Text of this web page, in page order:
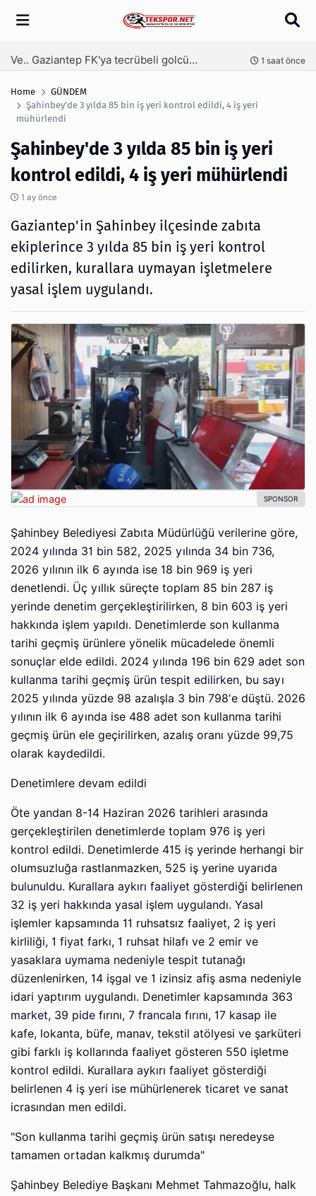
Arama
Ve.. Gaziantep FK'ya tecrübeli golcü! Serdar Dursun imzaladı 1 saat önce
Home
GÜNDEM
Şahinbey'de 3 yılda 85 bin iş yeri kontrol edildi, 4 iş yeri
mühürlendi
Şahinbey'de 3 yılda 85 bin iş yeri
kontrol edildi, 4 iş yeri mühürlendi
1 ay önce
Gaziantep'in Şahinbey ilçesinde zabıta
ekiplerince 3 yılda 85 bin iş yeri kontrol
edilirken, kurallara uymayan işletmelere
yasal işlem uygulandı.
Şahinbey Belediyesi Zabıta Müdürlüğü verilerine göre,
2024 yılında 31 bin 582, 2025 yılında 34 bin 736,
2026 yılının ilk 6 ayında ise 18 bin 969 iş yeri
denetlendi. Üç yıllık süreçte toplam 85 bin 287 iş
yerinde denetim gerçekleştirilirken, 8 bin 603 iş yeri
hakkında işlem yapıldı. Denetimlerde son kullanma
tarihi geçmiş ürünlere yönelik mücadelede önemli
sonuçlar elde edildi. 2024 yılında 196 bin 629 adet son
kullanma tarihi geçmiş ürün tespit edilirken, bu sayı
2025 yılında yüzde 98 azalışla 3 bin 798'e düştü. 2026
yılının ilk 6 ayında ise 488 adet son kullanma tarihi
geçmiş ürün ele geçirilirken, azalış oranı yüzde 99,75
olarak kaydedildi.
Denetimlere devam edildi
Öte yandan 8-14 Haziran 2026 tarihleri arasında
gerçekleştirilen denetimlerde toplam 976 iş yeri
kontrol edildi. Denetimlerde 415 iş yerinde herhangi bir
olumsuzluğa rastlanmazken, 525 iş yerine uyarıda
bulunuldu. Kurallara aykırı faaliyet gösterdiği belirlenen
32 iş yeri hakkında yasal işlem uygulandı. Yasal
işlemler kapsamında 11 ruhsatsız faaliyet, 2 iş yeri
kirliliği, 1 fiyat farkı, 1 ruhsat hilafı ve 2 emir ve
yasaklara uymama nedeniyle tespit tutanağı
düzenlenirken, 14 işgal ve 1 izinsiz afiş asma nedeniyle
idari yaptırım uygulandı. Denetimler kapsamında 363
market, 39 pide fırını, 7 francala fırını, 17 kasap ile
kafe, lokanta, büfe, manav, tekstil atölyesi ve şarküteri
gibi farklı iş kollarında faaliyet gösteren 550 işletme
kontrol edildi. Kurallara aykırı faaliyet gösterdiği
belirlenen 4 iş yeri ise mühürlenerek ticaret ve sanat
icrasından men edildi.
"Son kullanma tarihi geçmiş ürün satışı neredeyse
tamamen ortadan kalkmış durumda"
Şahinbey Belediye Başkanı Mehmet Tahmazoğlu, halk